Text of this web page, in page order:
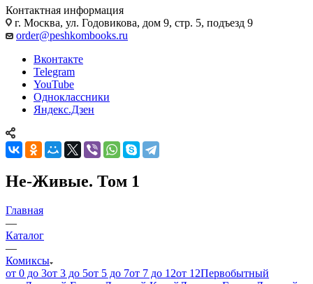
Контактная информация
г. Москва, ул. Годовикова, дом 9, стр. 5, подъезд 9
order@peshkombooks.ru
Вконтакте
Telegram
YouTube
Одноклассники
Яндекс.Дзен
Не-Живые. Том 1
Главная
—
Каталог
—
Комиксы
от 0 до 3от 3 до 5от 5 до 7от 7 до 12от 12Первобытный